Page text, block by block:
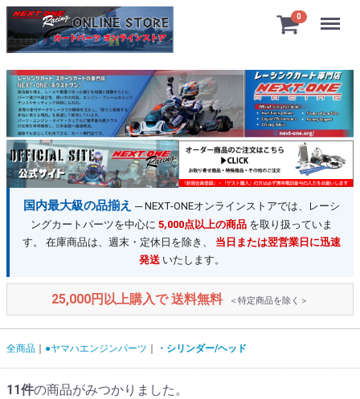
0
国内最大級の品揃え ─ NEXT-ONEオンラインストアでは、レーシ
ングカートパーツを中心に 5,000点以上の商品 を取り扱っていま
す。 在庫商品は、週末・定休日を除き、 当日または翌営業日に迅速
発送いたします。
25,000円以上購入で 送料無料 ＜特定商品を除く＞
Menu
全商品 ●ヤマハエンジンパーツ ・シリンダー/ヘッド
11件の商品がみつかりました。